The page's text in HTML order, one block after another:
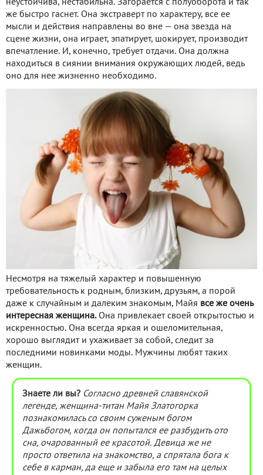
неустойчива, нестабильна. Загорается с полуоборота и так
же быстро гаснет. Она экстраверт по характеру, все ее
мысли и действия направлены во вне — она звезда на
сцене жизни, она играет, эпатирует, шокирует, производит
впечатление. И, конечно, требует отдачи. Она должна
находиться в сиянии внимания окружающих людей, ведь
оно для нее жизненно необходимо.
Несмотря на тяжелый характер и повышенную
требовательность к родным, близким, друзьям, а порой
даже к случайным и далеким знакомым, Майя все же очень
интересная женщина.Она привлекает своей открытостью и
искренностью. Она всегда яркая и ошеломительная,
хорошо выглядит и ухаживает за собой, следит за
последними новинками моды. Мужчины любят таких
женщин.
Знаете ли вы? Согласно древней славянской
легенде, женщина-титан Майя Златогорка
познакомилась со своим суженым богом
Дажьбогом, когда он попытался ее разбудить ото
сна, очарованный ее красотой. Девица же не
просто ответила на знакомство, а спрятала бога к
себе в карман, да еще и забыла его там на целых